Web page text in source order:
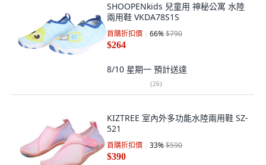
SHOOPENkids 兒童用 神秘公寓 水陸
兩用鞋 VKDA78S1S
首購折扣價 66%$790
$264
8/10 星期一 預計送達
(26)
KIZTREE 室內外多功能水陸兩用鞋 SZ-
521
首購折扣價 33%$590
$390